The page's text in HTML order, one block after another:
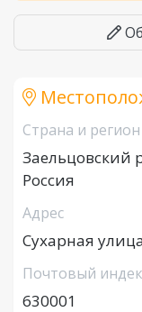
Страна и регион
Заельцовский
Россия
Адрес
Сухарная
Почтовый
630001